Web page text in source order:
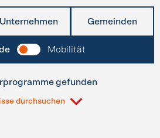
Unternehmen Gemeinden
Mobilität
gefunden
durchsuchen